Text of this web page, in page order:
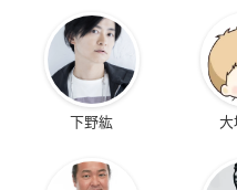
下野紘 大